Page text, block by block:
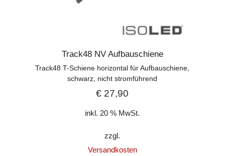
Track48 NV Aufbauschiene
Track48 T-Schiene horizontal für Aufbauschiene,
schwarz, nicht stromführend
€ 27,90
inkl. 20 % MwSt.
zzgl.
Versandkosten